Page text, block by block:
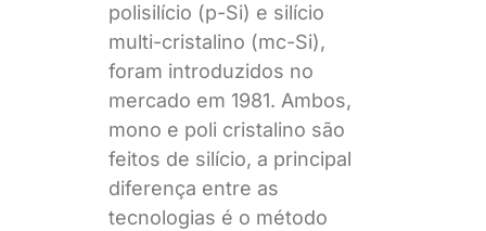
polisilício (p-Si) e silício
multi-cristalino (mc-Si),
foram introduzidos no
mercado em 1981. Ambos,
mono e poli cristalino são
feitos de silício, a principal
diferença entre as
tecnologias é o método